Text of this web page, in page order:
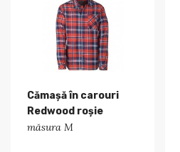
Cămașă în carouri
Redwood roșie
măsura M